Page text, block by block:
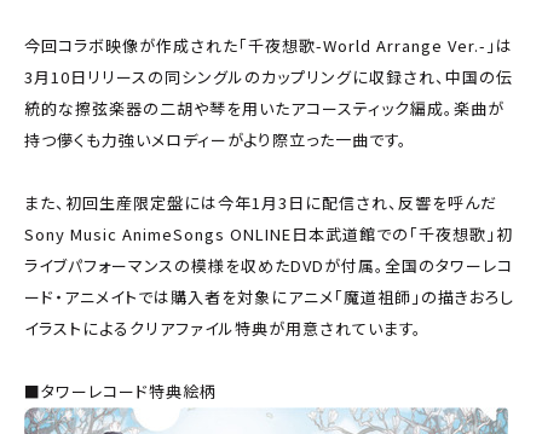
今回コラボ映像が作成された「千夜想歌-World Arrange Ver.-」は
3月10日リリースの同シングルのカップリングに収録され、中国の伝
統的な擦弦楽器の二胡や琴を用いたアコースティック編成。楽曲が
持つ儚くも力強いメロディーがより際立った一曲です。
また、初回生産限定盤には今年1月3日に配信され、反響を呼んだ
Sony Music AnimeSongs ONLINE日本武道館での「千夜想歌」初
ライブパフォーマンスの模様を収めたDVDが付属。全国のタワーレコ
ード・アニメイトでは購入者を対象にアニメ「魔道祖師」の描きおろし
イラストによるクリアファイル特典が用意されています。
■タワーレコード特典絵柄